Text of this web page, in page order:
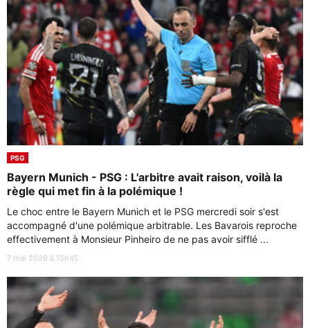
PSG
Bayern Munich - PSG : L'arbitre avait raison, voilà la
règle qui met fin à la polémique !
Le choc entre le Bayern Munich et le PSG mercredi soir s'est
accompagné d'une polémique arbitrable. Les Bavarois reproche
effectivement à Monsieur Pinheiro de ne pas avoir sifflé ...
7 mai 2026 à 15h45